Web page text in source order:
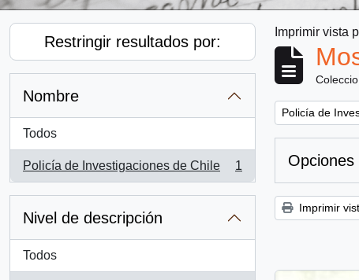
Restringir resultados por:
Nombre
Todos
Policía de Investigaciones de Chile
, 1 resultados
1
Nivel de descripción
Todos
Imprimir vista
Remove filter:
Policía de
Imprimir